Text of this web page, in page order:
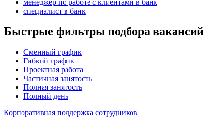
менеджер по работе с клиентами в банк
специалист в банк
Быстрые фильтры подбора вакансий
Сменный график
Гибкий график
Проектная работа
Частичная занятость
Полная занятость
Полный день
Корпоративная поддержка сотрудников